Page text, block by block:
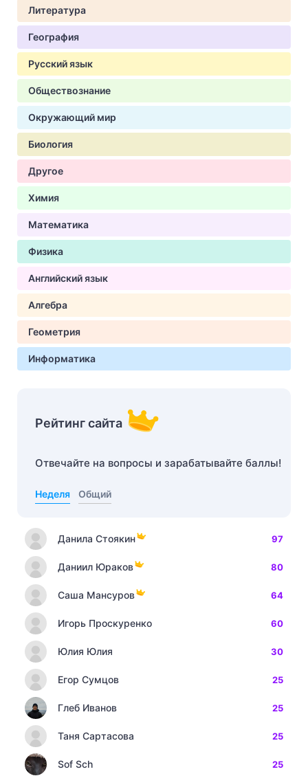
Литература
География
Русский язык
Обществознание
Окружающий мир
Биология
Другое
Химия
Математика
Физика
Английский язык
Алгебра
Геометрия
Информатика
Рейтинг сайта
Отвечайте на вопросы и зарабатывайте баллы!
Неделя Общий
Данила Стоякин 97
Даниил Юраков 80
Саша Мансуров 64
Игорь Проскуренко 60
Юлия Юлия 30
Егор Сумцов 25
Глеб Иванов 25
Таня Сартасова 25
Sof Sch 25